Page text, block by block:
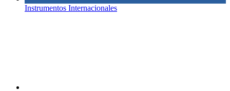
Instrumentos Internacionales